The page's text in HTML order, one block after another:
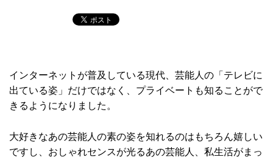
インターネットが普及している現代、芸能人の「テレビに
出ている姿」だけではなく、プライベートも知ることがで
きるようになりました。
大好きなあの芸能人の素の姿を知れるのはもちろん嬉しい
ですし、おしゃれセンスが光るあの芸能人、私生活がまっ